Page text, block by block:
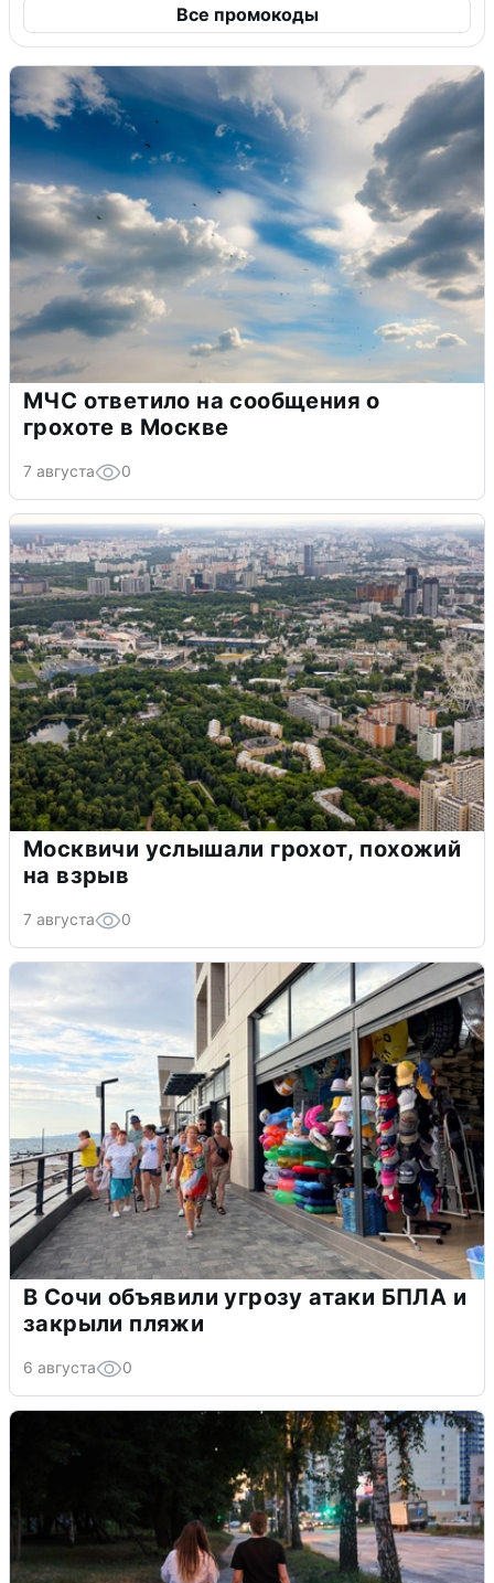
Все промокоды
МЧС ответило на сообщения о
грохоте в Москве
7 августа 0
Москвичи услышали грохот, похожий
на взрыв
7 августа 0
В Сочи объявили угрозу атаки БПЛА и
закрыли пляжи
6 августа 0